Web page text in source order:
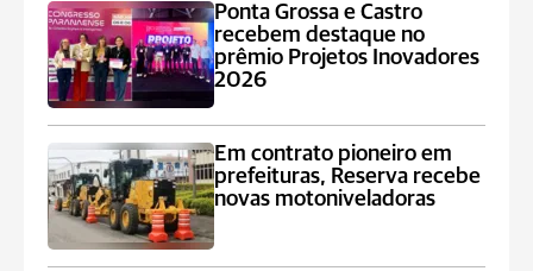
Ponta Grossa e Castro
recebem destaque no
prêmio Projetos Inovadores
2026
Em contrato pioneiro em
prefeituras, Reserva recebe
novas motoniveladoras